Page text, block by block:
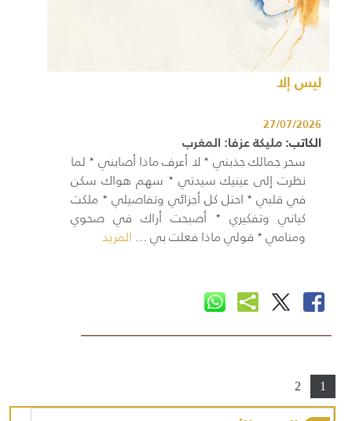
ليس إلا
27/07/2026
الكاتب:مليكة عزفا: المغرب
سحر جمالك جذبني ٭ لا أعرف ماذا أصابني ٭ لما
نظرت إلى عينيك سيدتي ٭ سهم هواك سكن
في قلبي ٭ احتل كل أجزائي وتفاصيلي ٭ ملكت
كياني وتفكيري ٭ أصبحت أراك في صحوي
ومنامي ٭ قولي ماذا فعلت بي ...المزيد